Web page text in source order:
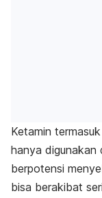
Ketamin
hanya digunakan
berpotensi
bisa berakibat